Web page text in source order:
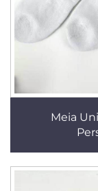
Meia